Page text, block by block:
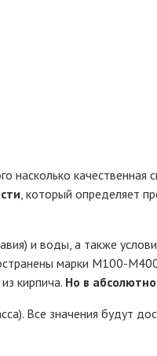
качественная
, который определяет
и воды, а также
марки М100-
кирпича. Но в
Все значения будут